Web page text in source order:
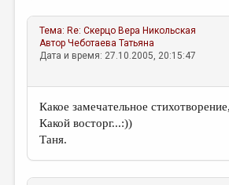
Тема: Re: Скерцо Вера Никольская
АвторЧеботаева Татьяна
Дата и время: 27.10.2005, 20:15:47
Какое замечательное
Какой восторг...:))
Таня.